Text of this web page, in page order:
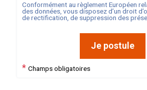
Conformément au règlement Européen
des données, vous disposez d’un droit
de rectification, de suppression des
Je postule
* Champs obligatoires